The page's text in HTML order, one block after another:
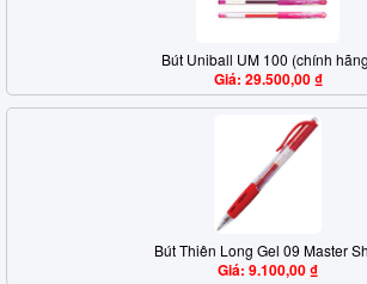
Bút Uniball UM 100 (chính
Giá: 29.500,00 ₫
Bút Thiên Long Gel 09 Master
Giá: 9.100,00 ₫